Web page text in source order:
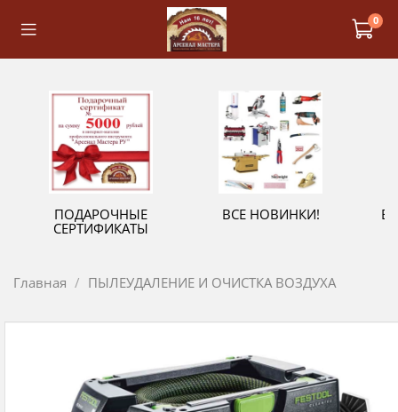
0
ПОДАРОЧНЫЕ
СЕРТИФИКАТЫ
ВСЕ НОВИНКИ!
Главная ПЫЛЕУДАЛЕНИЕ И ОЧИСТКА ВОЗДУХА